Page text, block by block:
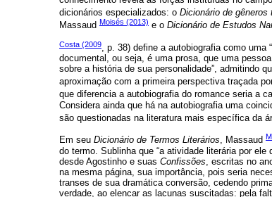
dicionários especializados: o Dicionário de gêneros
Massaud Moisés (2013) e o Dicionário de Estudos
Costa (2009, p. 38) define a autobiografia como uma
documental, ou seja, é uma prosa, que uma
sobre a história de sua personalidade”, admitindo
aproximação com a primeira perspectiva traçada
que diferencia a autobiografia do romance seria a
Considera ainda que há na autobiografia uma
são questionadas na literatura mais específica da
Em seu Dicionário de Termos Literários, Massaud
do termo. Sublinha que “a atividade literária por
desde Agostinho e suas Confissões , escritas no
na mesma página, sua importância, pois seria
transes de sua dramática conversão, cedendo
verdade, ao elencar as lacunas suscitadas: pela